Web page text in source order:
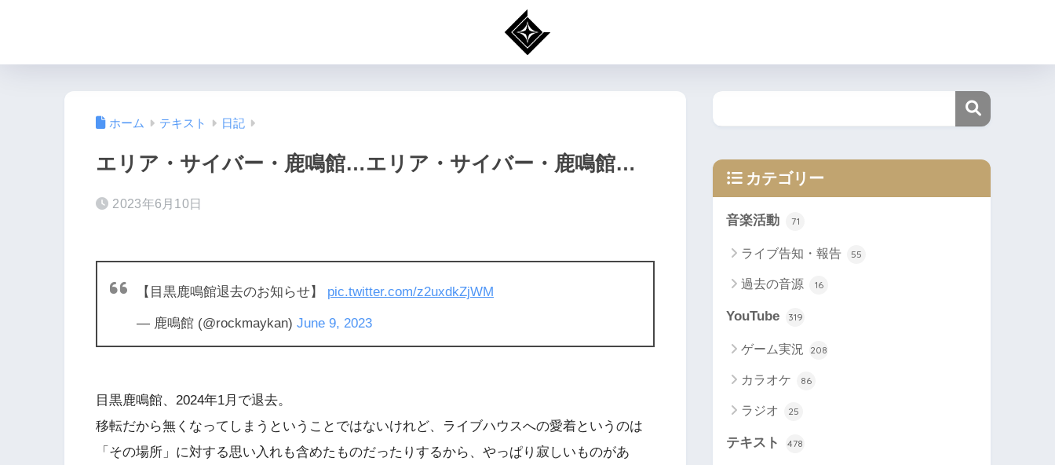
ホーム テキスト 日記
エリア・サイバー・鹿鳴館…エリア・サイバー・鹿鳴館…
2023年6月10日
【目黒鹿鳴館退去のお知らせ】 pic.twitter.com/z2uxdkZjWM
— 鹿鳴館 (@rockmaykan) June 9, 2023
目黒鹿鳴館、2024年1月で退去。
移転だから無くなってしまうということではないけれど、ライブハウスへの愛着というのは
「その場所」に対する思い入れも含めたものだったりするから、やっぱり寂しいものがあ
カテゴリー
音楽活動 71
ライブ告知・報告 55
過去の音源 16
YouTube 319
ゲーム実況 208
カラオケ 86
ラジオ 25
テキスト 478